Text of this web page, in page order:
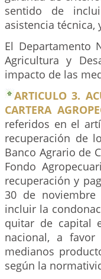
sentido de
asistencia técnica,
El Departamento
Agricultura y
impacto de las
ARTICULO 3.
CARTERA
referidos en el
recuperación de
Banco Agrario de
Fondo
recuperación y
30 de noviembre
incluir la
quitar de capital
nacional, a
medianos
según la